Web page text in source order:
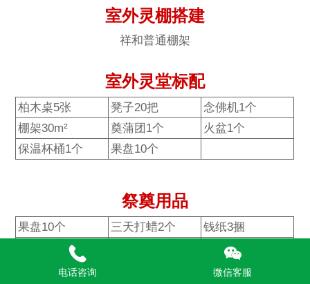
室外灵棚搭建
祥和普通棚架
室外灵堂标配
柏木桌5张 凳子20把
念佛机1个
棚架30m²
奠蒲团1个
火盆1个
保温杯桶1个
果盘10个
祭奠用品
果盘10个 三天打蜡2个
钱纸3捆
小香1把
红手孝2个
黑手孝10个
电话咨询 微信客服